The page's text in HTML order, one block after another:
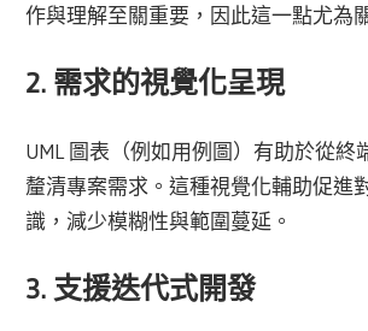
作與理解至關重要，因此這一點尤為
2. 需求的視覺化呈現
UML 圖表（例如用例圖）有助於從終
釐清專案需求。這種視覺化輔助促進
識，減少模糊性與範圍蔓延。
3. 支援迭代式開發